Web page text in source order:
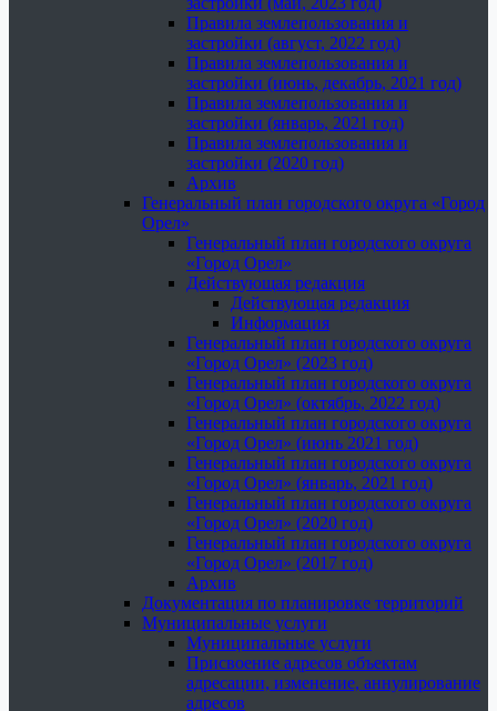
Правила землепользования и
застройки (август, 2022 год)
Правила землепользования и
застройки (июнь, декабрь, 2021 год)
Правила землепользования и
застройки (январь, 2021 год)
Правила землепользования и
застройки (2020 год)
Архив
Генеральный план городского округа «Город
Орел»
Генеральный план городского округа
«Город Орел»
Действующая редакция
Действующая редакция
Информация
Генеральный план городского округа
«Город Орел» (2023 год)
Генеральный план городского округа
«Город Орел» (октябрь, 2022 год)
Генеральный план городского округа
«Город Орел» (июнь 2021 год)
Генеральный план городского округа
«Город Орел» (январь, 2021 год)
Генеральный план городского округа
«Город Орел» (2020 год)
Генеральный план городского округа
«Город Орел» (2017 год)
Архив
Документация по планировке территорий
Муниципальные услуги
Муниципальные услуги
Присвоение адресов объектам
адресации, изменение, аннулирование
адресов